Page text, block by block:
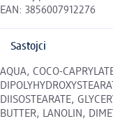
EAN: 3856007912276
Sastojci
AQUA, COCO-
DIISOSTEARATE,
BUTTER, LANOLIN,